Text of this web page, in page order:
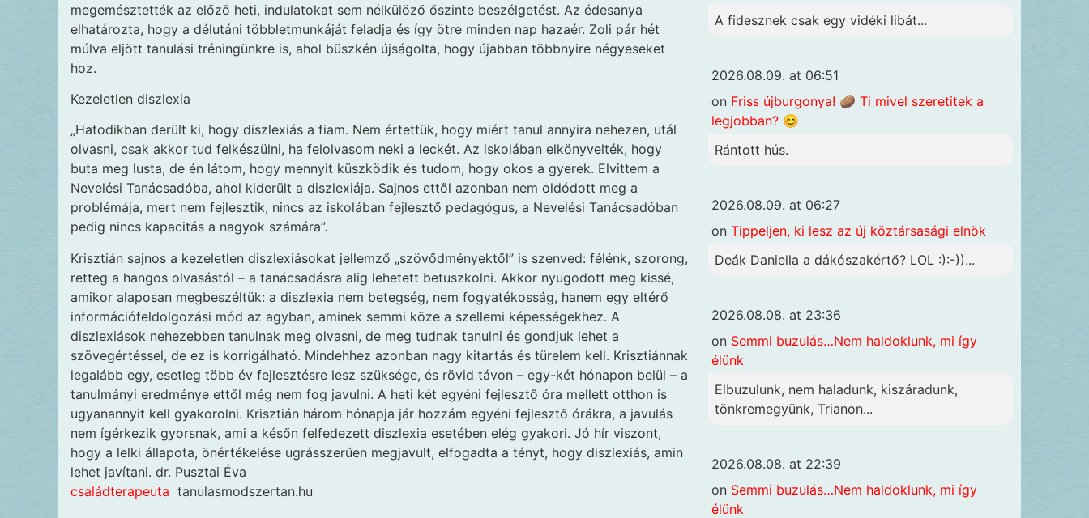
megemésztették az előző heti, indulatokat sem nélkülöző őszinte beszélgetést. Az édesanya
elhatározta, hogy a délutáni többletmunkáját feladja és így ötre minden nap hazaér. Zoli pár hét
múlva eljött tanulási tréningünkre is, ahol büszkén újságolta, hogy újabban többnyire négyeseket
hoz.
Kezeletlen diszlexia
„Hatodikban derült ki, hogy diszlexiás a fiam. Nem értettük, hogy miért tanul annyira nehezen, utál
olvasni, csak akkor tud felkészülni, ha felolvasom neki a leckét. Az iskolában elkönyvelték, hogy
buta meg lusta, de én látom, hogy mennyit küszködik és tudom, hogy okos a gyerek. Elvittem a
Nevelési Tanácsadóba, ahol kiderült a diszlexiája. Sajnos ettől azonban nem oldódott meg a
problémája, mert nem fejlesztik, nincs az iskolában fejlesztő pedagógus, a Nevelési Tanácsadóban
pedig nincs kapacitás a nagyok számára”.
Krisztián sajnos a kezeletlen diszlexiásokat jellemző „szövődményektől” is szenved: félénk, szorong,
retteg a hangos olvasástól – a tanácsadásra alig lehetett betuszkolni. Akkor nyugodott meg kissé,
amikor alaposan megbeszéltük: a diszlexia nem betegség, nem fogyatékosság, hanem egy eltérő
információfeldolgozási mód az agyban, aminek semmi köze a szellemi képességekhez. A
diszlexiások nehezebben tanulnak meg olvasni, de meg tudnak tanulni és gondjuk lehet a
szövegértéssel, de ez is korrigálható. Mindehhez azonban nagy kitartás és türelem kell. Krisztiánnak
legalább egy, esetleg több év fejlesztésre lesz szüksége, és rövid távon – egy-két hónapon belül – a
tanulmányi eredménye ettől még nem fog javulni. A heti két egyéni fejlesztő óra mellett otthon is
ugyanannyit kell gyakorolni. Krisztián három hónapja jár hozzám egyéni fejlesztő órákra, a javulás
nem ígérkezik gyorsnak, ami a későn felfedezett diszlexia esetében elég gyakori. Jó hír viszont,
hogy a lelki állapota, önértékelése ugrásszerűen megjavult, elfogadta a tényt, hogy diszlexiás, amin
lehet javítani. dr. Pusztai Éva
családterapeuta tanulasmodszertan.hu
A fidesznek csak egy vidéki libát...
2026.08.09. at 06:51
on Friss újburgonya! 🥔 Ti mivel szeretitek a
legjobban? 😊
Rántott hús.
2026.08.09. at 06:27
on Tippeljen, ki lesz az új köztársasági elnök
Deák Daniella a dákószakértő? LOL :):-))...
2026.08.08. at 23:36
on Semmi buzulás…Nem haldoklunk, mi így
élünk
Elbuzulunk, nem haladunk, kiszáradunk,
tönkremegyünk, Trianon...
2026.08.08. at 22:39
on Semmi buzulás…Nem haldoklunk, mi így
élünk